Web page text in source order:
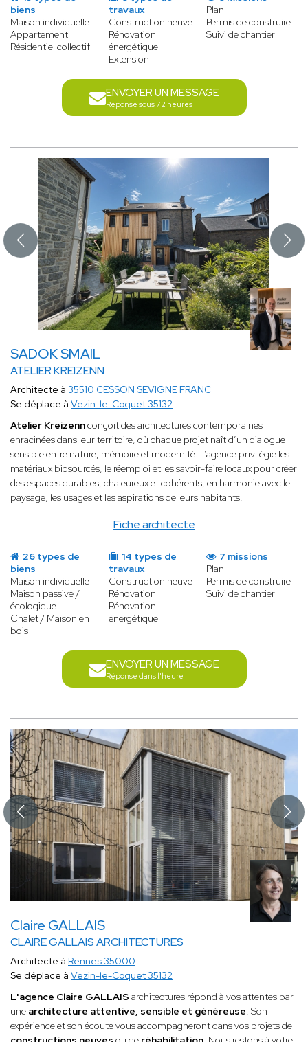
biens
Maison individuelle
Appartement
Résidentiel collectif
travaux
Construction neuve
Rénovation
énergétique
Extension
Plan
Permis de construire
Suivi de chantier
ENVOYER UN MESSAGE
Réponse sous 72 heures
SADOK SMAIL
ATELIER KREIZENN
Fiche architecte
Architecte à 35510 CESSON SEVIGNE FRANC
Se déplace à Vezin-le-Coquet 35132
Atelier Kreizennconçoit des architectures contemporaines
enracinées dans leur territoire, où chaque projet naît d’un dialogue
sensible entre nature, mémoire et modernité. L’agence privilégie les
matériaux biosourcés, le réemploi et les savoir-faire locaux pour créer
des espaces durables, chaleureux et cohérents, en harmonie avec le
paysage, les usages et les aspirations de leurs habitants.
26 types de
biens
Maison individuelle
Maison passive /
écologique
Chalet / Maison en
bois
14 types de
travaux
Construction neuve
Rénovation
Rénovation
énergétique
7 missions
Plan
Permis de construire
Suivi de chantier
ENVOYER UN MESSAGE
Réponse dans l'heure
Claire GALLAIS
CLAIRE GALLAIS ARCHITECTURES
Architecte à Rennes 35000
Se déplace à Vezin-le-Coquet 35132
L'agence Claire GALLAIS architectures répond à vos attentes par
une architecture attentive, sensible et généreuse. Son
expérience et son écoute vous accompagneront dans vos projets de